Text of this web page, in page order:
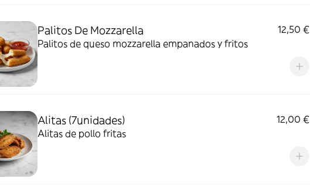
Palitos De Mozzarella
12,50 €
Palitos de queso mozzarella empanados y fritos
Alitas (7unidades)
12,00 €
Alitas de pollo fritas